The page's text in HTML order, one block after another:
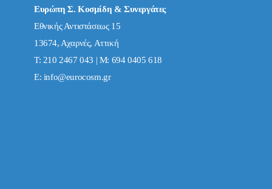
Ευρώπη Σ. Κοσμίδη & Συνεργάτες
Εθνικής Αντιστάσεως 15
13674, Αχαρνές, Αττική
Τ: 210 2467 043 | Μ: 694 0405 618
E: info@eurocosm.gr